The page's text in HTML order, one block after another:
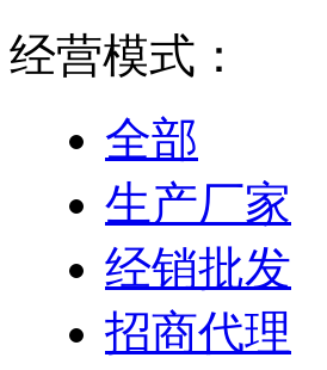
经营模式：
全部
生产厂家
经销批发
招商代理